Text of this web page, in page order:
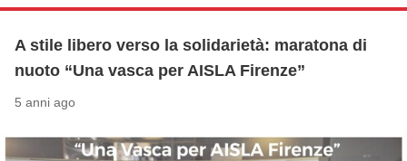
A stile libero verso la solidarietà: maratona di
nuoto “Una vasca per AISLA Firenze”
5 anni ago